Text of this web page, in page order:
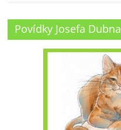
Povídky Josefa Dubna